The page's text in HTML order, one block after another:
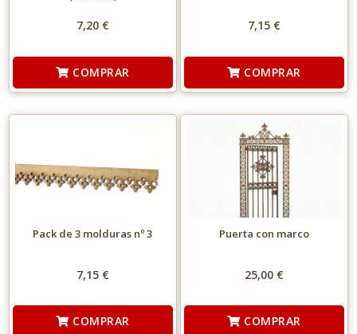
7,20 €
COMPRAR
7,15 €
COMPRAR
Pack de 3 molduras nº 3
7,15 €
COMPRAR
Puerta con marco
25,00 €
COMPRAR